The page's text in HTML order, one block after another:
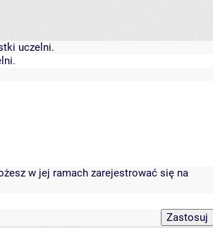
uczelni.
w jej ramach zarejestrować się na